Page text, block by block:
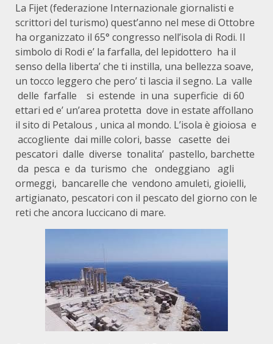
La Fijet (federazione Internazionale giornalisti e
scrittori del turismo) quest’anno nel mese di Ottobre
ha organizzato il 65° congresso nell’isola di Rodi. Il
simbolo di Rodi e’ la farfalla, del lepidottero ha il
senso della liberta’ che ti instilla, una bellezza soave,
un tocco leggero che pero’ ti lascia il segno. La valle
delle farfalle si estende in una superficie di 60
ettari ed e’ un’area protetta dove in estate affollano
il sito di Petalous , unica al mondo. L’isola è gioiosa e
accogliente dai mille colori, basse casette dei
pescatori dalle diverse tonalita’ pastello, barchette
da pesca e da turismo che ondeggiano agli
ormeggi, bancarelle che vendono amuleti, gioielli,
artigianato, pescatori con il pescato del giorno con le
reti che ancora luccicano di mare.